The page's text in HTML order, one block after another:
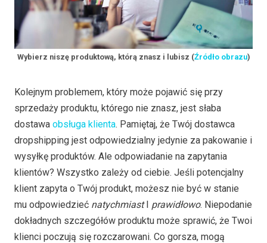
Wybierz niszę produktową, którą znasz i lubisz (Źródło obrazu)
Kolejnym problemem, który może pojawić się przy
sprzedaży produktu, którego nie znasz, jest słaba
dostawa obsługa klienta. Pamiętaj, że Twój dostawca
dropshipping jest odpowiedzialny jedynie za pakowanie i
wysyłkę produktów. Ale odpowiadanie na zapytania
klientów? Wszystko zależy od ciebie. Jeśli potencjalny
klient zapyta o Twój produkt, możesz nie być w stanie
mu odpowiedzieć natychmiastI prawidłowo. Niepodanie
dokładnych szczegółów produktu może sprawić, że Twoi
klienci poczują się rozczarowani. Co gorsza, mogą